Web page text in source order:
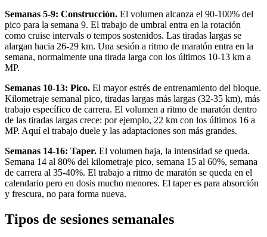
Semanas 5-9: Construcción. El volumen alcanza el 90-100% del
pico para la semana 9. El trabajo de umbral entra en la rotación
como cruise intervals o tempos sostenidos. Las tiradas largas se
alargan hacia 26-29 km. Una sesión a ritmo de maratón entra en la
semana, normalmente una tirada larga con los últimos 10-13 km a
MP.
Semanas 10-13: Pico. El mayor estrés de entrenamiento del bloque.
Kilometraje semanal pico, tiradas largas más largas (32-35 km), más
trabajo específico de carrera. El volumen a ritmo de maratón dentro
de las tiradas largas crece: por ejemplo, 22 km con los últimos 16 a
MP. Aquí el trabajo duele y las adaptaciones son más grandes.
Semanas 14-16: Taper. El volumen baja, la intensidad se queda.
Semana 14 al 80% del kilometraje pico, semana 15 al 60%, semana
de carrera al 35-40%. El trabajo a ritmo de maratón se queda en el
calendario pero en dosis mucho menores. El taper es para absorción
y frescura, no para forma nueva.
Tipos de sesiones semanales